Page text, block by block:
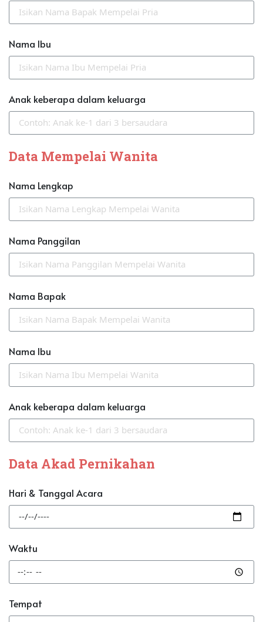
Nama Ibu
Anak keberapa dalam keluarga
Data Mempelai Wanita
Nama Lengkap
Nama Panggilan
Nama Bapak
Nama Ibu
Anak keberapa dalam keluarga
Data Akad Pernikahan
Hari & Tanggal Acara
Waktu
Tempat